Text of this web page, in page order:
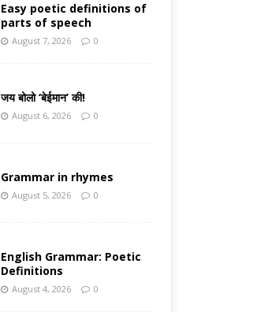
Easy poetic definitions of
parts of speech
August 7, 2026 0
जय बोलो ‘बेईमान’ की!
August 6, 2026 0
Grammar in rhymes
August 5, 2026 0
English Grammar: Poetic
Definitions
August 4, 2026 0